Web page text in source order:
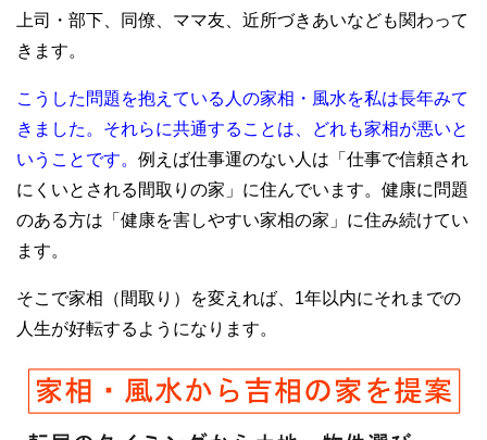
上司・部下、同僚、ママ友、近所づきあいなども関わって
きます。
こうした問題を抱えている人の家相・風水を私は長年みて
きました。それらに共通することは、どれも家相が悪いと
いうことです。 例えば仕事運のない人は「仕事で信頼され
にくいとされる間取りの家」に住んでいます。健康に問題
のある方は「健康を害しやすい家相の家」に住み続けてい
ます。
そこで家相（間取り）を変えれば、1年以内にそれまでの
人生が好転するようになります。